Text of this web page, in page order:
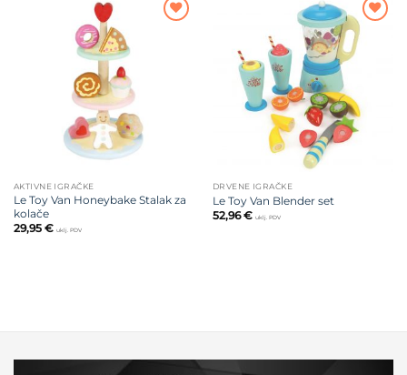
AKTIVNE IGRAČKE
Le Toy Van Honeybake Stalak za
kolače
29,95 € uklj. PDV
Dodajte
na listu
DRVENE IGRAČKE
Le Toy Van Blender set
52,96€ uklj. PDV